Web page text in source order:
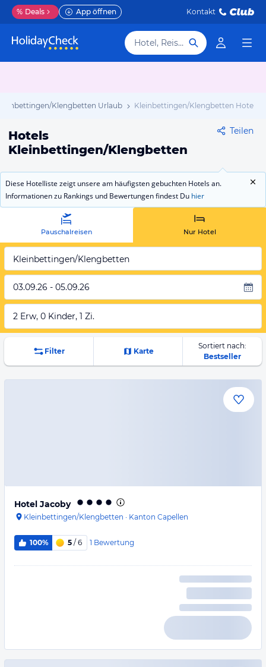
% Deals App öffnen Kontakt
Hotel, Reiseziel
Klengbetten Urlaub Kleinbettingen/Klengbetten Hotels
Hotels
Kleinbettingen/Klengbetten
Teilen
Diese Hotelliste zeigt unsere am häufigsten gebuchten Hotels an.
Informationen zu Rankings und Bewertungen findest Du hier
Pauschalreisen Nur Hotel
Kleinbettingen/Klengbetten
03.09.26 - 05.09.26
2 Erw, 0 Kinder, 1 Zi.
Filter Karte
Sortiert nach:
Bestseller
Hotel Jacoby
Kleinbettingen/Klengbetten · Kanton Capellen
100% 5 / 6 1 Bewertung